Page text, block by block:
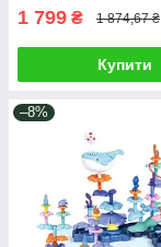
1 799 ₴ 1 874,67 ₴
Купити
–8%